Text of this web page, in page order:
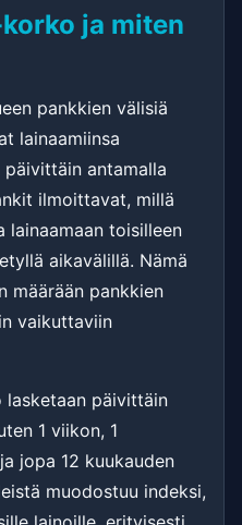
ja miten
pankkien välisiä
lainaamiinsa
päivittäin antamalla
ilmoittavat, millä
lainaamaan toisilleen
aikavälillä. Nämä
määrään pankkien
vaikuttaviin
lasketaan päivittäin
1 viikon, 1
jopa 12 kuukauden
muodostuu indeksi,